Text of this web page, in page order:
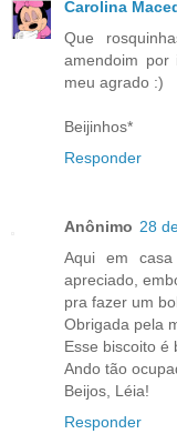
Carolina
Que
amendoim
meu agrado :)
Beijinhos*
Responder
Anônimo 28
Aqui em
apreciado,
pra fazer um
Obrigada pela
Esse biscoito é
Ando tão
Beijos, Léia!
Responder